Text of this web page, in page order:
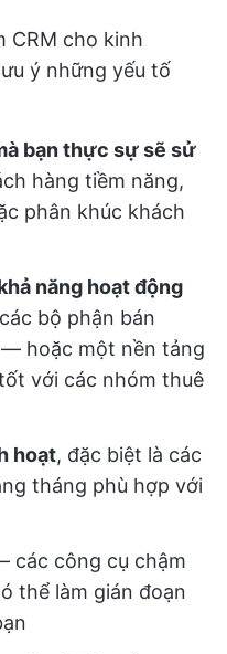
CRM cho kinh
ý những yếu tố
bạn thực sự sẽ sử
hàng tiềm năng,
phân khúc khách
năng hoạt động
bộ phận bán
hoặc một nền tảng
với các nhóm thuê
hoạt, đặc biệt là các
tháng phù hợp với
các công cụ chậm
thể làm gián đoạn